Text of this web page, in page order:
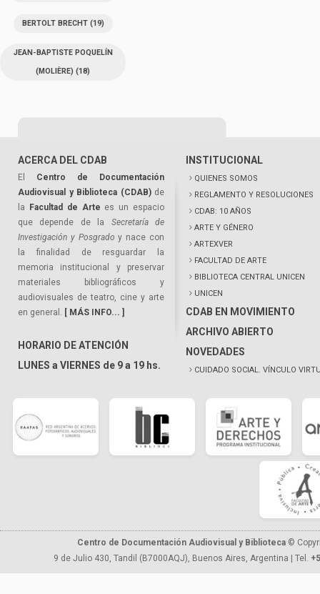
BERTOLT BRECHT(19)
JEAN-BAPTISTE POQUELÍN
(MOLIÈRE) (18)
ACERCA DEL CDAB
El Centro de Documentación
Audiovisual y Biblioteca (CDAB)de
la
Facultad de Arte es un espacio
que depende de la Secretaría de
Investigación y Posgrado y nace con
la finalidad de resguardar la
memoria institucional y preservar
materiales bibliográficos y
audiovisuales de teatro, cine y arte
en general. [ MÁS INFO... ]
HORARIO DE ATENCIÓN
LUNES a VIERNES de 9 a 19 hs.
INSTITUCIONAL
QUIENES SOMOS
REGLAMENTO Y RESOLUCIONES
CDAB: 10 AÑOS
ARTE Y GÉNERO
ARTEXVER
FACULTAD DE ARTE
BIBLIOTECA CENTRAL UNICEN
UNICEN
CDAB EN MOVIMIENTO
ARCHIVO ABIERTO
NOVEDADES
CUIDADO SOCIAL. VÍNCULO
Centro de Documentación Audiovisual y Biblioteca ©
9 de Julio 430, Tandil (B7000AQJ), Buenos Aires, Argentina | Tel.